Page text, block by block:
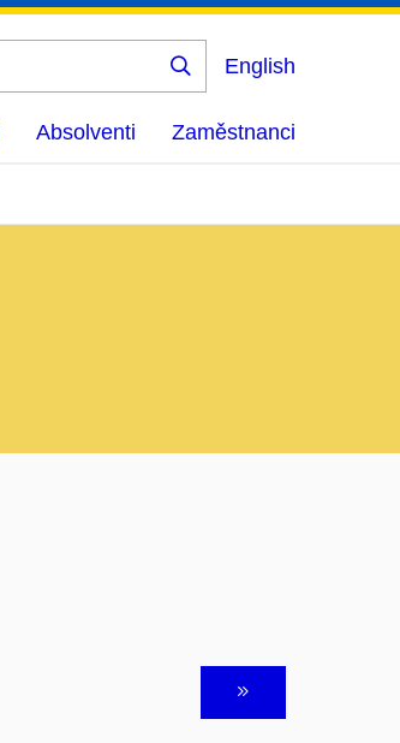
Vyhledat
English
Absolventi Zaměstnanci